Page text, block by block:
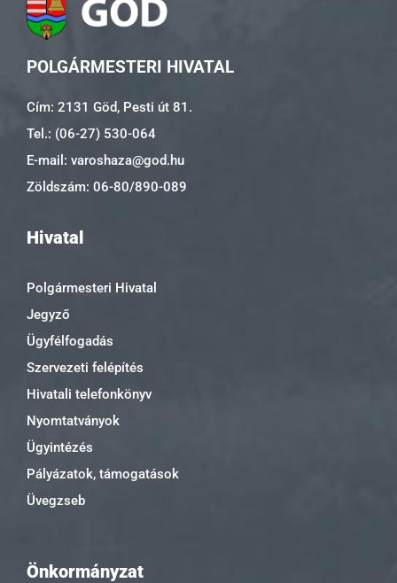
POLGÁRMESTERI HIVATAL
Cím: 2131 Göd, Pesti út 81.
Tel.: (06-27) 530-064
E-mail: varoshaza@god.hu
Zöldszám: 06-80/890-089
Hivatal
Polgármesteri Hivatal
Jegyző
Ügyfélfogadás
Szervezeti felépítés
Hivatali telefonkönyv
Nyomtatványok
Ügyintézés
Pályázatok, támogatások
Üvegzseb
Önkormányzat